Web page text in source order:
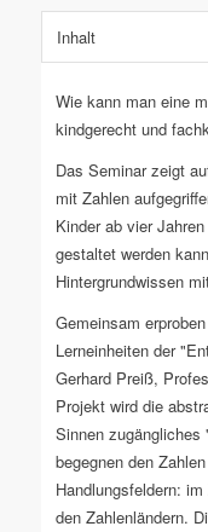
Inhalt
Wie kann man eine
kindgerecht und
Das Seminar zeigt
mit Zahlen
Kinder ab vier
gestaltet werden
Hintergrundwissen
Gemeinsam
Lerneinheiten der
Gerhard Preiß,
Projekt wird die
Sinnen
begegnen den
Handlungsfeldern:
den Zahlenländern.